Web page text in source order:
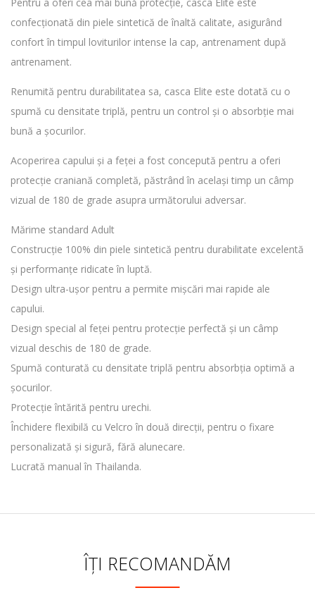
confecționată din piele sintetică de înaltă calitate, asigurând
confort în timpul loviturilor intense la cap, antrenament după
antrenament.
Renumită pentru durabilitatea sa, casca Elite este dotată cu o
spumă cu densitate triplă, pentru un control și o absorbție mai
bună a șocurilor.
Acoperirea capului și a feței a fost concepută pentru a oferi
protecție craniană completă, păstrând în același timp un câmp
vizual de 180 de grade asupra următorului adversar.
Mărime standard Adult
Construcție 100% din piele sintetică pentru durabilitate excelentă
și performanțe ridicate în luptă.
Design ultra-ușor pentru a permite mișcări mai rapide ale
capului.
Design special al feței pentru protecție perfectă și un câmp
vizual deschis de 180 de grade.
Spumă conturată cu densitate triplă pentru absorbția optimă a
șocurilor.
Protecție întărită pentru urechi.
Închidere flexibilă cu Velcro în două direcții, pentru o fixare
personalizată și sigură, fără alunecare.
Lucrată manual în Thailanda.
ÎȚI RECOMANDĂM